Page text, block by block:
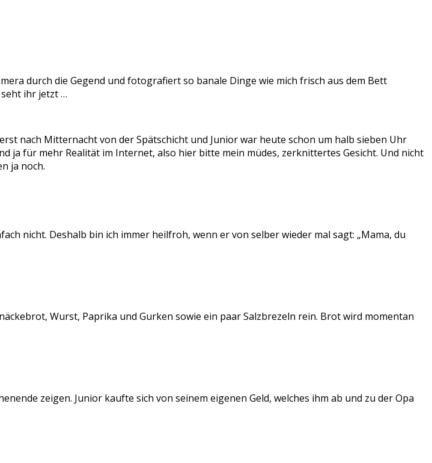
durch die Gegend und fotografiert so banale Dinge wie mich frisch aus dem Bett
ihr jetzt …
nach Mitternacht von der Spätschicht und Junior war heute schon um halb sieben Uhr
ja für mehr Realität im Internet, also hier bitte mein müdes, zerknittertes Gesicht. Und nicht
ja noch.
nicht. Deshalb bin ich immer heilfroh, wenn er von selber wieder mal sagt: „Mama, du
Wurst, Paprika und Gurken sowie ein paar Salzbrezeln rein. Brot wird momentan
zeigen. Junior kaufte sich von seinem eigenen Geld, welches ihm ab und zu der Opa